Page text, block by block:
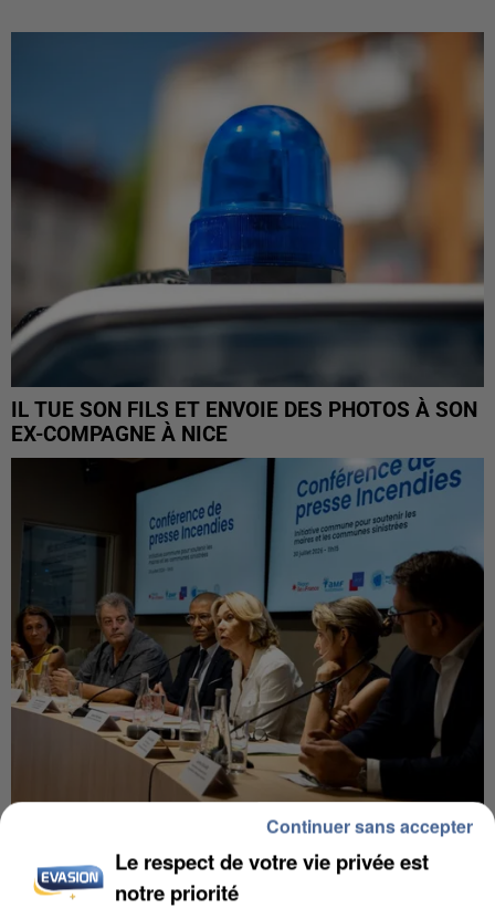
IL TUE SON FILS ET ENVOIE DES PHOTOS À SON
EX-COMPAGNE À NICE
INCENDIES : L’ÎLE-DE-FRANCE LANCE UN ÉLAN
DE SOLIDARITÉ AVEC LES...
Le respect de votre vie privée est
notre priorité
Continuer sans accepter